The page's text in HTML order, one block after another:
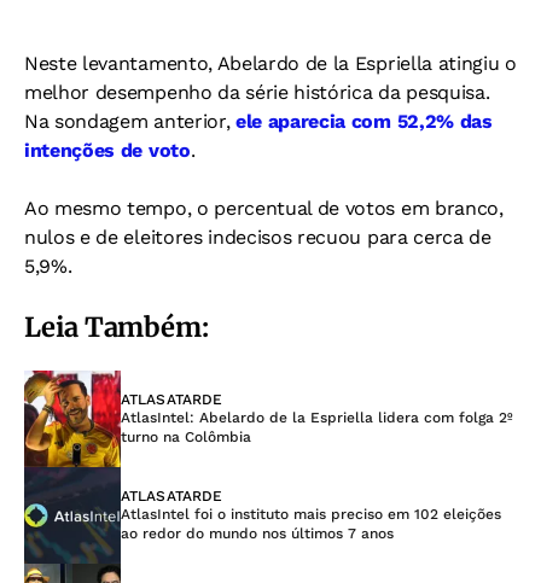
Neste levantamento, Abelardo de la Espriella atingiu o
melhor desempenho da série histórica da pesquisa.
Na sondagem anterior, ele aparecia com 52,2% das
intenções de voto.
Ao mesmo tempo, o percentual de votos em branco,
nulos e de eleitores indecisos recuou para cerca de
5,9%.
Leia Também:
ATLASATARDE
AtlasIntel: Abelardo de la Espriella lidera com folga 2º
turno na Colômbia
ATLASATARDE
AtlasIntel foi o instituto mais preciso em 102 eleições
ao redor do mundo nos últimos 7 anos